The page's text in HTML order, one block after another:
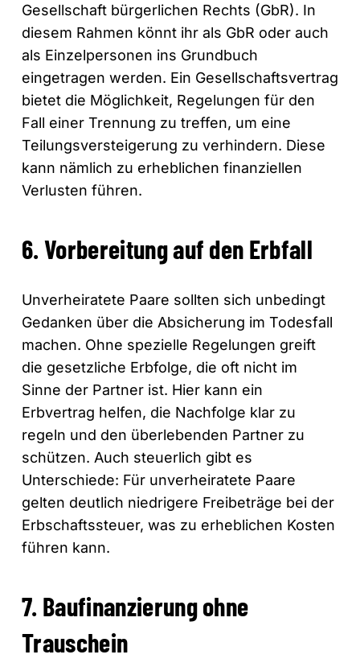
Gesellschaft bürgerlichen Rechts (GbR). In
diesem Rahmen könnt ihr als GbR oder auch
als Einzelpersonen ins Grundbuch
eingetragen werden. Ein Gesellschaftsvertrag
bietet die Möglichkeit, Regelungen für den
Fall einer Trennung zu treffen, um eine
Teilungsversteigerung zu verhindern. Diese
kann nämlich zu erheblichen finanziellen
Verlusten führen.
6. Vorbereitung auf den Erbfall
Unverheiratete Paare sollten sich unbedingt
Gedanken über die Absicherung im Todesfall
machen. Ohne spezielle Regelungen greift
die gesetzliche Erbfolge, die oft nicht im
Sinne der Partner ist. Hier kann ein
Erbvertrag helfen, die Nachfolge klar zu
regeln und den überlebenden Partner zu
schützen. Auch steuerlich gibt es
Unterschiede: Für unverheiratete Paare
gelten deutlich niedrigere Freibeträge bei der
Erbschaftssteuer, was zu erheblichen Kosten
führen kann.
7. Baufinanzierung ohne
Trauschein